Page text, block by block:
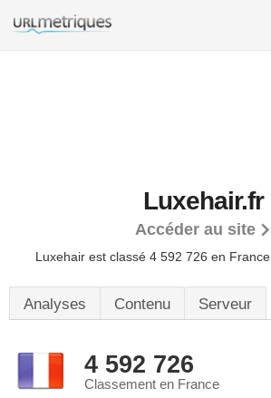
Luxehair.fr
Accéder au site
Luxehair est classé 4 592 726 en France.
Analyses Contenu Serveur
4 592 726
Classement en France